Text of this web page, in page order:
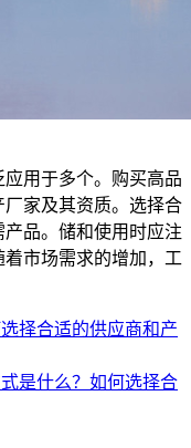
用于多个。购买高品
家及其资质。选择合
品。储和使用时应注
市场需求的增加，工
择合适的供应商和产
是什么？如何选择合